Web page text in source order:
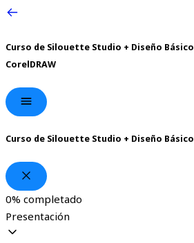
Curso de Silouette Studio + Diseño Básico
CorelDRAW
Curso de Silouette Studio + Diseño Básico
0% completado
Presentación